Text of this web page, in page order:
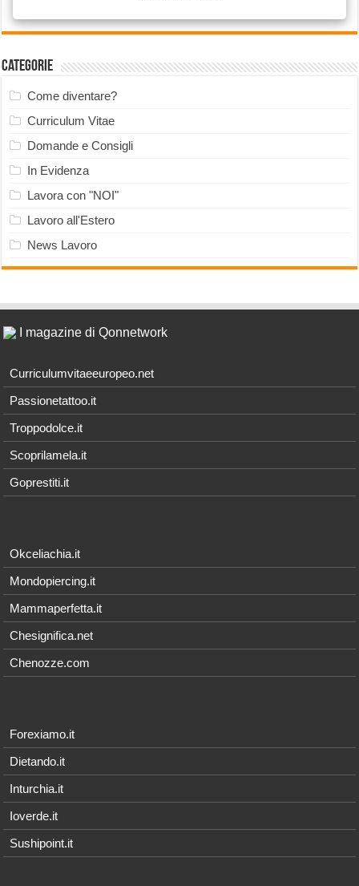
Categorie
Come diventare?
Curriculum Vitae
Domande e Consigli
In Evidenza
Lavora con "NOI"
Lavoro all'Estero
News Lavoro
I magazine di Qonnetwork
Curriculumvitaeeuropeo.net
Passionetattoo.it
Troppodolce.it
Scoprilamela.it
Goprestiti.it
Okceliachia.it
Mondopiercing.it
Mammaperfetta.it
Chesignifica.net
Chenozze.com
Forexiamo.it
Dietando.it
Inturchia.it
Ioverde.it
Sushipoint.it